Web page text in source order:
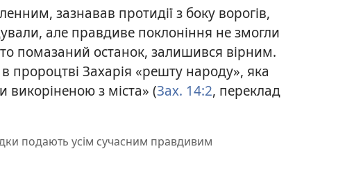
зазнавав протидії з боку ворогів,
але правдиве поклоніння не змогли
помазаний останок, залишився вірним.
пророцтві Захарія «решту народу», яка
викоріненою з міста» (Зах. 14:2, переклад
подають усім сучасним правдивим